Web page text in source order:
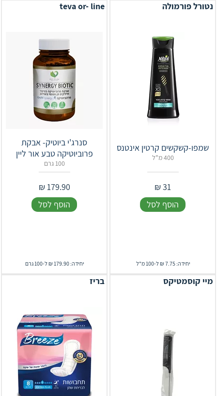
נטורל פורמולה
400 מ"ל
31
₪
הוסף לסל
יחידה: 7.75 ₪ ל-100 מ"ל
teva or- line
סנרג'י ביוטיק- אבקת
פרוביוטיקה טבע אור ליין
100 גרם
179.90
₪
הוסף לסל
יחידה: 179.90 ₪ ל-100 גרם
מיי קוסמטיקס בריז